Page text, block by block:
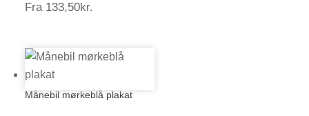
178,00kr.
Fra 133,50kr.
Månebil mørkeblå plakat